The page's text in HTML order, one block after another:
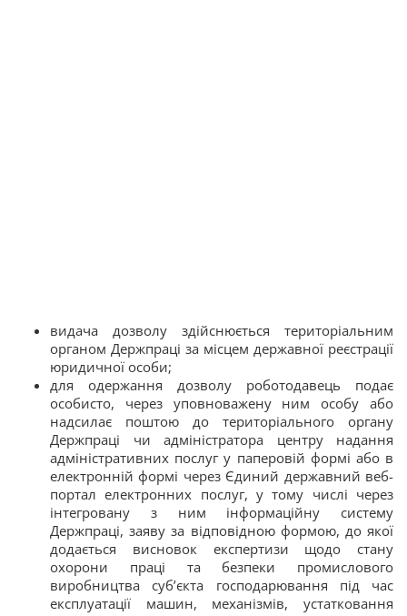
видача дозволу здійснюється територіальним
органом Держпраці за місцем державної реєстрації
юридичної особи;
для одержання дозволу роботодавець подає
особисто, через уповноважену ним особу або
надсилає поштою до територіального органу
Держпраці чи адміністратора центру надання
адміністративних послуг у паперовій формі або в
електронній формі через Єдиний державний веб-
портал електронних послуг, у тому числі через
інтегровану з ним інформаційну систему
Держпраці, заяву за відповідною формою, до якої
додається висновок експертизи щодо стану
охорони праці та безпеки промислового
виробництва суб’єкта господарювання під час
експлуатації машин, механізмів, устатковання